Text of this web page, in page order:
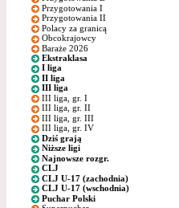
Przygotowania I
Przygotowania II
Polacy za granicą
Obcokrajowcy
Baraże 2026
Ekstraklasa
I liga
II liga
III liga
III liga, gr. I
III liga, gr. II
III liga, gr. III
III liga, gr. IV
Dziś grają
Niższe ligi
Najnowsze rozgr.
CLJ
CLJ U-17 (zachodnia)
CLJ U-17 (wschodnia)
Puchar Polski